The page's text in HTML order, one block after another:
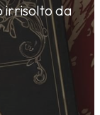
irrisolto da